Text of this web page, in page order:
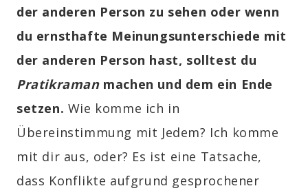
der anderen Person zu sehen oder wenn
du ernsthafte Meinungsunterschiede mit
der anderen Person hast, solltest du
Pratikramanmachen und dem ein Ende
setzen. Wie komme ich in
Übereinstimmung mit Jedem? Ich komme
mit dir aus, oder? Es ist eine Tatsache,
dass Konflikte aufgrund gesprochener